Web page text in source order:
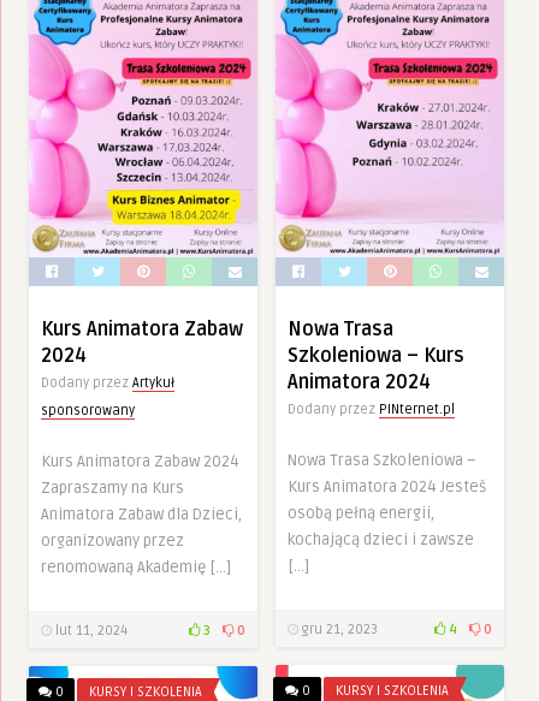
Kurs Animatora Zabaw
2024
Dodany przez Artykuł
sponsorowany
Kurs Animatora Zabaw 2024
Zapraszamy na Kurs
Animatora Zabaw dla Dzieci,
organizowany przez
renomowaną Akademię […]
lut 11, 2024 3 0
Nowa Trasa
Szkoleniowa – Kurs
Animatora 2024
Dodany przez PINternet.pl
Nowa Trasa Szkoleniowa –
Kurs Animatora 2024 Jesteś
osobą pełną energii,
kochającą dzieci i zawsze
[…]
gru 21, 2023 4 0
0 KURSY I SZKOLENIA
0 KURSY I SZKOLENIA